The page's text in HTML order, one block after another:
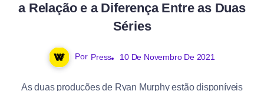
a Relação e a Diferença Entre as Duas
Séries
Por Press 10 De Novembro De 2021
As duas produções de Ryan Murphy estão disponíveis